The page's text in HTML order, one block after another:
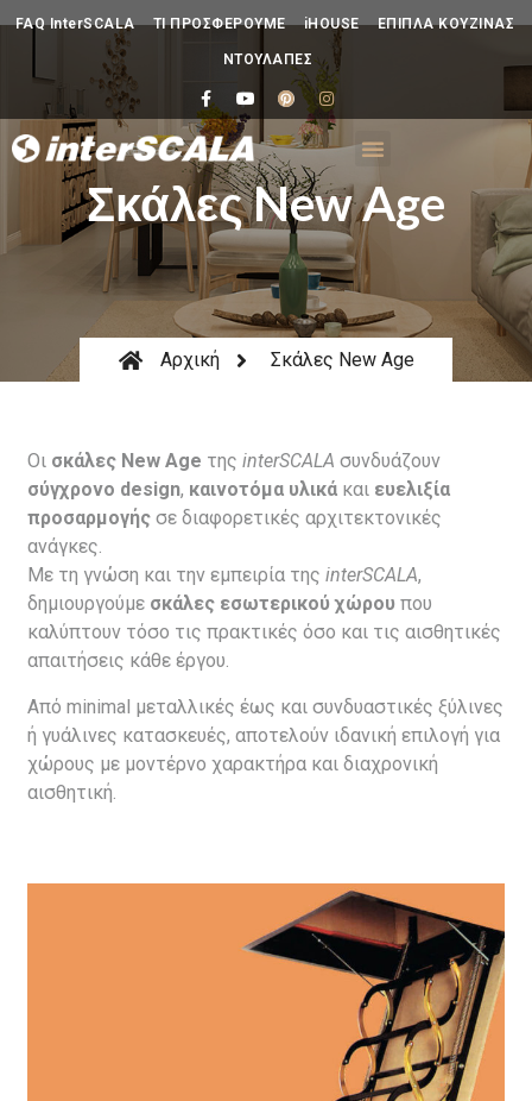
FAQ InterSCALA ΤΙ ΠΡΟΣΦΕΡΟΥΜΕ iHOUSE ΕΠΙΠΛΑ ΚΟΥΖΙΝΑΣ
ΝΤΟΥΛΑΠΕΣ
Σκάλες New Age
Αρχική Σκάλες New Age
Οι σκάλες New Age της interSCALA συνδυάζουν
σύγχρονο design, καινοτόμα υλικάκαι ευελιξία
προσαρμογήςσε διαφορετικές αρχιτεκτονικές
ανάγκες.
Με τη γνώση και την εμπειρία της interSCALA,
δημιουργούμε σκάλες εσωτερικού χώρουπου
καλύπτουν τόσο τις πρακτικές όσο και τις αισθητικές
απαιτήσεις κάθε έργου.
Από minimal μεταλλικές έως και συνδυαστικές ξύλινες
ή γυάλινες κατασκευές, αποτελούν ιδανική επιλογή για
χώρους με μοντέρνο χαρακτήρα και διαχρονική
αισθητική.